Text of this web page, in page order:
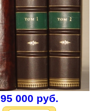
95 000 руб.